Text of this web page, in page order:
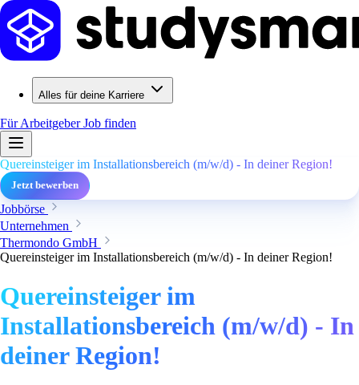
Alles für deine Karriere
Für ArbeitgeberJob finden
Quereinsteiger im Installationsbereich (m/w/d) - In deiner Region!
Jetzt bewerben
Jobbörse
Unternehmen
Thermondo GmbH
Quereinsteiger im Installationsbereich (m/w/d) - In deiner Region!
Quereinsteiger im
Installationsbereich (m/w/d) - In
deiner Region!